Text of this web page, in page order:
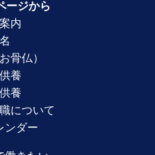
ージから
内
骨仏）
養
養
について
ンダー